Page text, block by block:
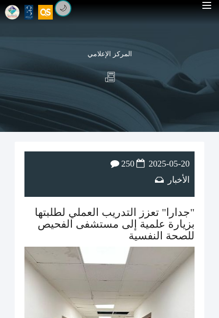
🌙
المركز الإعلامي
2025-05-20
الأخبار
250
"جدارا" تعزز التدريب العملي لطلبتها
بزيارة علمية إلى مستشفى الفحيص
للصحة النفسية